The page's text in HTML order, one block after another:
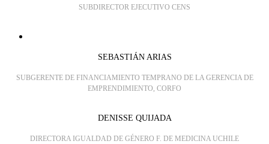
SUBDIRECTOR EJECUTIVO CENS
SEBASTIÁN ARIAS
SUBGERENTE DE FINANCIAMIENTO TEMPRANO DE LA GERENCIA DE
EMPRENDIMIENTO, CORFO
DENISSE QUIJADA
DIRECTORA IGUALDAD DE GÉNERO F. DE MEDICINA UCHILE